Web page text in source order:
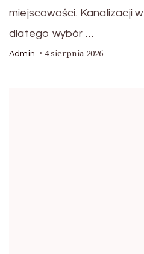
miejscowości. Kanalizacji
dlatego wybór …
Admin 4 sierpnia 2026